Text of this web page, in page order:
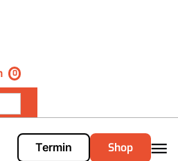
Termin Shop
0